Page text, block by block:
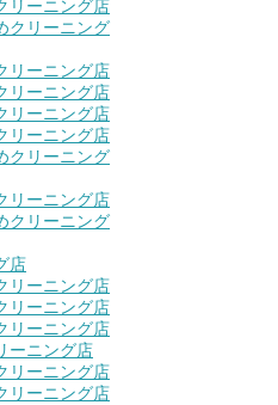
リーニング店
クリーニング
リーニング店
リーニング店
リーニング店
リーニング店
クリーニング
リーニング店
クリーニング
店
リーニング店
リーニング店
リーニング店
ーニング店
リーニング店
リーニング店